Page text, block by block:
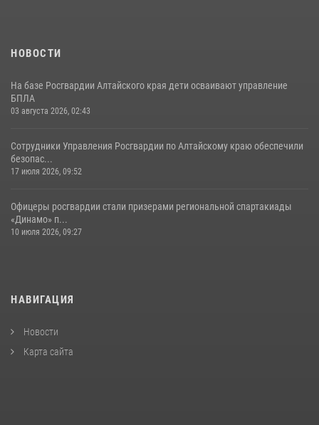
НОВОСТИ
На базе Росгвардии Алтайского края дети осваивают управление
БПЛА
03 августа 2026, 02:43
Сотрудники Управления Росгвардии по Алтайскому краю обеспечили
безопас...
17 июля 2026, 09:52
Офицеры росгвардии стали призерами региональной спартакиады
«Динамо» п...
10 июля 2026, 09:27
НАВИГАЦИЯ
Новости
Карта сайта